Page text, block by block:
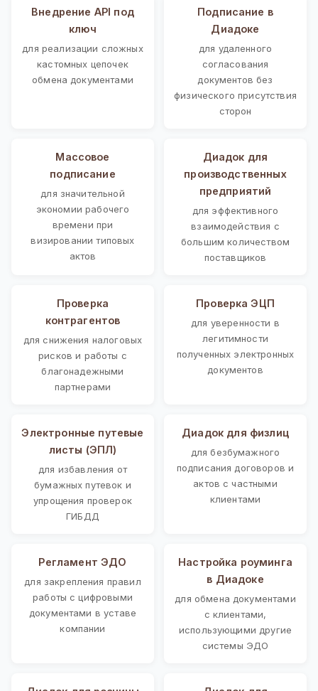
Внедрение API под
ключ
для реализации сложных
кастомных цепочек
обмена документами
Подписание в
Диадоке
для удаленного
согласования
документов без
физического присутствия
сторон
Массовое
подписание
для значительной
экономии рабочего
времени при
визировании типовых
актов
Диадок для
производственных
предприятий
для эффективного
взаимодействия с
большим количеством
поставщиков
Проверка
контрагентов
для снижения налоговых
рисков и работы с
благонадежными
партнерами
Проверка ЭЦП
для уверенности в
легитимности
полученных электронных
документов
Электронные путевые
листы (ЭПЛ)
для избавления от
бумажных путевок и
упрощения проверок
ГИБДД
Диадок для физлиц
для безбумажного
подписания договоров и
актов с частными
клиентами
Регламент ЭДО
для закрепления правил
работы с цифровыми
документами в уставе
компании
Настройка роуминга
в Диадоке
для обмена документами
с клиентами,
использующими другие
системы ЭДО